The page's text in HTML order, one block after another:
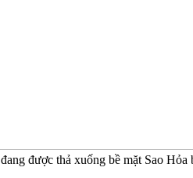
được thả xuống bề mặt Sao